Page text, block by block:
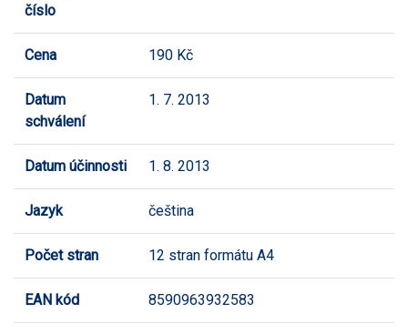
číslo
Cena 190 Kč
Datum
schválení
1. 7. 2013
Datum účinnosti 1. 8. 2013
Jazyk čeština
Počet stran 12 stran formátu A4
EAN kód 8590963932583